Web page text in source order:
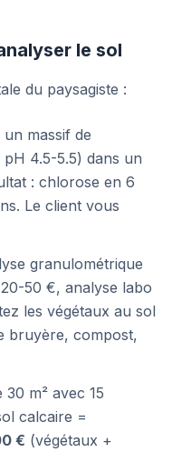
le sol
du paysagiste :
massif de
4.5-5.5) dans un
: chlorose en 6
Le client vous
granulométrique
50 €, analyse labo
les végétaux au sol
bruyère, compost,
30 m² avec 15
calcaire =
€ (végétaux +